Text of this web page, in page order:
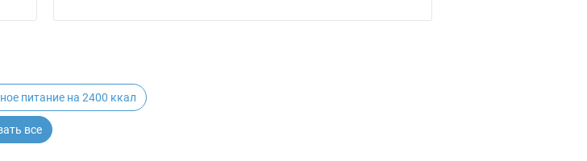
питание на 2400 ккал
все